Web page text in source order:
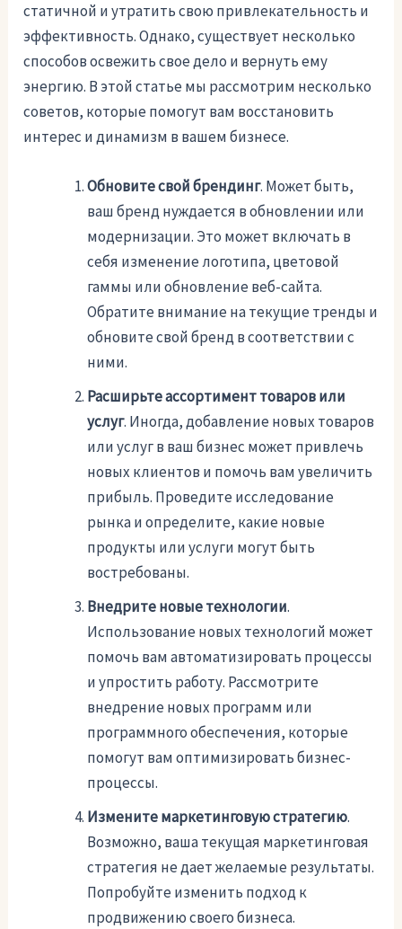
статичной и утратить свою привлекательность и
эффективность. Однако, существует несколько
способов освежить свое дело и вернуть ему
энергию. В этой статье мы рассмотрим несколько
советов, которые помогут вам восстановить
интерес и динамизм в вашем бизнесе.
Обновите свой брендинг. Может быть,
ваш бренд нуждается в обновлении или
модернизации. Это может включать в
себя изменение логотипа, цветовой
гаммы или обновление веб-сайта.
Обратите внимание на текущие тренды и
обновите свой бренд в соответствии с
ними.
Расширьте ассортимент товаров или
услуг. Иногда, добавление новых товаров
или услуг в ваш бизнес может привлечь
новых клиентов и помочь вам увеличить
прибыль. Проведите исследование
рынка и определите, какие новые
продукты или услуги могут быть
востребованы.
Внедрите новые технологии.
Использование новых технологий может
помочь вам автоматизировать процессы
и упростить работу. Рассмотрите
внедрение новых программ или
программного обеспечения, которые
помогут вам оптимизировать бизнес-
процессы.
Измените маркетинговую стратегию.
Возможно, ваша текущая маркетинговая
стратегия не дает желаемые результаты.
Попробуйте изменить подход к
продвижению своего бизнеса.